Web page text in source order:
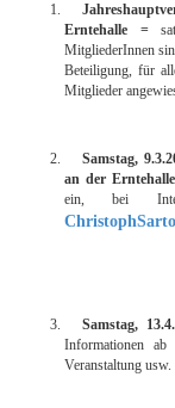
Erntehalle =
MitgliederInnen
Beteiligung, für
Mitglieder
Samstag,
an der Erntehalle
ein, bei
Samstag,
Informationen
Veranstaltung usw.